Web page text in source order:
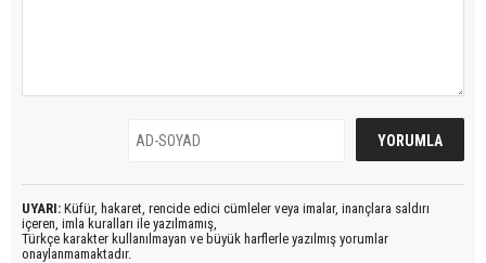
UYARI: Küfür, hakaret, rencide edici cümleler veya imalar, inançlara saldırı
içeren, imla kuralları ile yazılmamış,
Türkçe karakter kullanılmayan ve büyük harflerle yazılmış yorumlar
onaylanmamaktadır.